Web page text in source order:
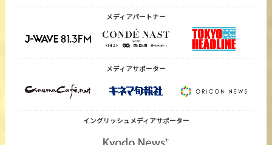
メディアパートナー
メディアサポーター
イングリッシュメディアサポーター